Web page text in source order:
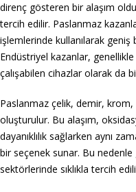
direnç gösteren bir alaşım
tercih edilir. Paslanmaz
işlemlerinde kullanılarak geniş
Endüstriyel kazanlar, genellikle
çalışabilen cihazlar olarak da
Paslanmaz çelik, demir,
oluşturulur. Bu alaşım,
dayanıklılık sağlarken aynı
bir seçenek sunar. Bu
sektörlerinde sıklıkla tercih